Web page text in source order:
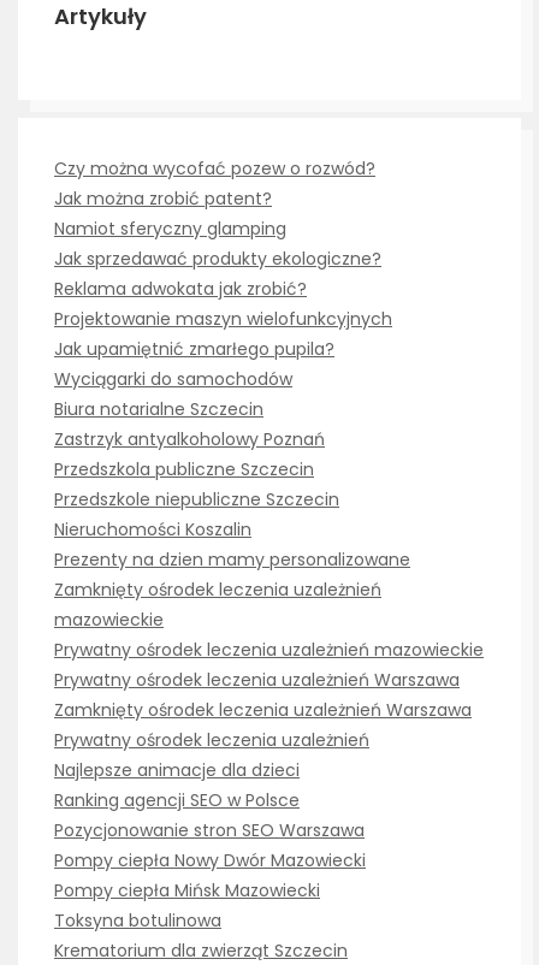
Artykuły
Czy można wycofać pozew o rozwód?
Jak można zrobić patent?
Namiot sferyczny glamping
Jak sprzedawać produkty ekologiczne?
Reklama adwokata jak zrobić?
Projektowanie maszyn wielofunkcyjnych
Jak upamiętnić zmarłego pupila?
Wyciągarki do samochodów
Biura notarialne Szczecin
Zastrzyk antyalkoholowy Poznań
Przedszkola publiczne Szczecin
Przedszkole niepubliczne Szczecin
Nieruchomości Koszalin
Prezenty na dzien mamy personalizowane
Zamknięty ośrodek leczenia uzależnień
mazowieckie
Prywatny ośrodek leczenia uzależnień mazowieckie
Prywatny ośrodek leczenia uzależnień Warszawa
Zamknięty ośrodek leczenia uzależnień Warszawa
Prywatny ośrodek leczenia uzależnień
Najlepsze animacje dla dzieci
Ranking agencji SEO w Polsce
Pozycjonowanie stron SEO Warszawa
Pompy ciepła Nowy Dwór Mazowiecki
Pompy ciepła Mińsk Mazowiecki
Toksyna botulinowa
Krematorium dla zwierząt Szczecin